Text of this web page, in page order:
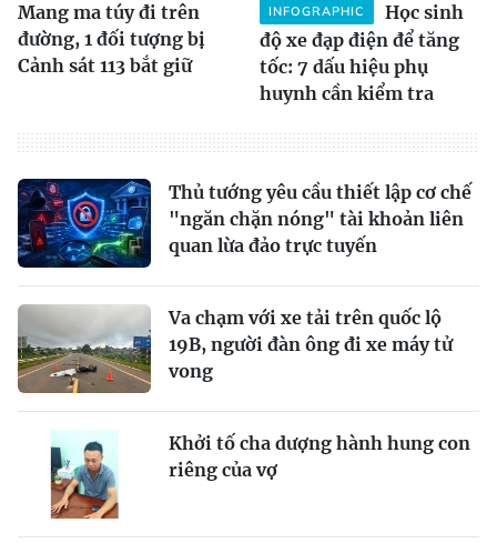
Mang ma túy đi trên
đường, 1 đối tượng bị
Cảnh sát 113 bắt giữ
INFOGRAPHIC
Học sinh
độ xe đạp điện để tăng
tốc: 7 dấu hiệu phụ
huynh cần kiểm tra
Thủ tướng yêu cầu thiết lập cơ chế
"ngăn chặn nóng" tài khoản liên
quan lừa đảo trực tuyến
Va chạm với xe tải trên quốc lộ
19B, người đàn ông đi xe máy tử
vong
Khởi tố cha dượng hành hung con
riêng của vợ